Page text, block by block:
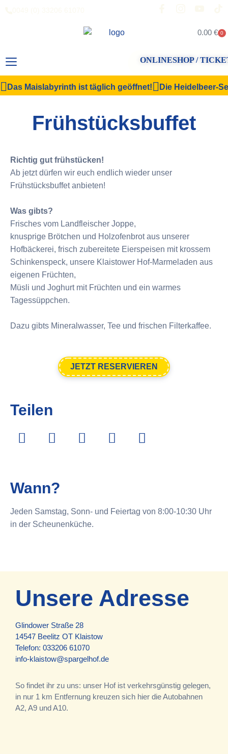
0.00 € 0
ONLINESHOP /
Das Maislabyrinth ist täglich geöffnet! Die Heidelbeer-
Frühstücksbuffet
Richtig gut frühstücken!
Ab jetzt dürfen wir euch endlich wieder unser
Frühstücksbuffet anbieten!
Was gibts?
Frisches vom Landfleischer Joppe,
knusprige Brötchen und Holzofenbrot aus unserer
Hofbäckerei, frisch zubereitete Eierspeisen mit krossem
Schinkenspeck, unsere Klaistower Hof-Marmeladen aus
eigenen Früchten,
Müsli und Joghurt mit Früchten und ein warmes
Tagessüppchen.
Dazu gibts Mineralwasser, Tee und frischen Filterkaffee.
JETZT RESERVIEREN
Teilen
Wann?
Jeden Samstag, Sonn- und Feiertag von 8:00-10:30 Uhr
in der Scheunenküche.
Unsere Adresse
Glindower Straße 28
14547 Beelitz OT Klaistow
Telefon: 033206 61070
info-klaistow@spargelhof.de
So findet ihr zu uns: unser Hof ist verkehrsgünstig gelegen,
in nur 1 km Entfernung kreuzen sich hier die Autobahnen
A2, A9 und A10.